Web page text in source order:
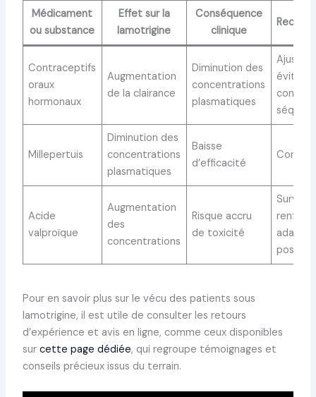
Médicament
ou substance
Effet sur la
lamotrigine
Conséquence
clinique
Contraceptifs
oraux
hormonaux
Augmentation
de la clairance
Diminution des
concentrations
plasmatiques
Ajuster
éviter
Millepertuis
Diminution des
concentrations
plasmatiques
Baisse
d’efficacité
Acide
valproïque
Augmentation
des
concentrations
Risque accru
de toxicité
Pour en savoir plus sur le vécu des patients sous
lamotrigine, il est utile de consulter les retours
d’expérience et avis en ligne, comme ceux disponibles
sur cette page dédiée, qui regroupe témoignages et
conseils précieux issus du terrain.